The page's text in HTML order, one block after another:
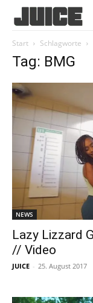
Start Schlagworte
Tag: BMG
NEWS
Lazy Lizzard
// Video
JUICE - 25. August 2017